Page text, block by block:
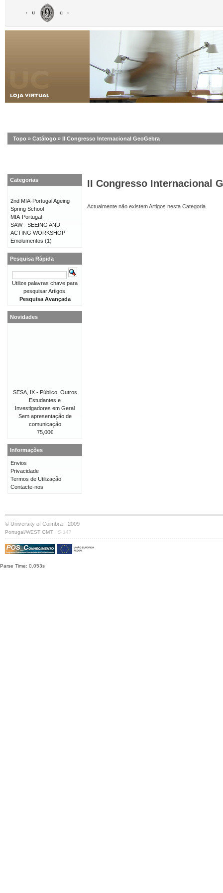
Topo » Catálogo » II Congresso Internacional GeoGebra
II Congresso Internacional
Actualmente não existem Artigos nesta Categoria.
Categorias
2nd MIA-Portugal Ageing
Spring School
MIA-Portugal
SAW - SEEING AND
ACTING WORKSHOP
Emolumentos (1)
Pesquisa Rápida
Utilize palavras chave para
pesquisar Artigos.
Pesquisa Avançada
Novidades
SESA, IX - Público, Outros
Estudantes e
Investigadores em Geral
Sem apresentação de
comunicação
75,00€
Informações
Envios
Privacidade
Termos de Utilização
Contacte-nos
© University of Coimbra · 2009
Portugal/WEST GMT · S:147
Parse Time: 0.053s